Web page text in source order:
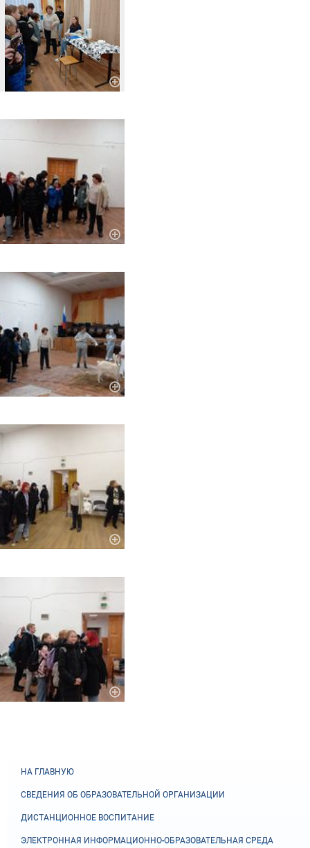
НА ГЛАВНУЮ
СВЕДЕНИЯ ОБ ОБРАЗОВАТЕЛЬНОЙ ОРГАНИЗАЦИИ
ДИСТАНЦИОННОЕ ВОСПИТАНИЕ
ЭЛЕКТРОННАЯ ИНФОРМАЦИОННО-ОБРАЗОВАТЕЛЬНАЯ СРЕДА